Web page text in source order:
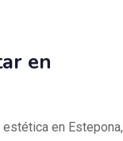
en
en Estepona,